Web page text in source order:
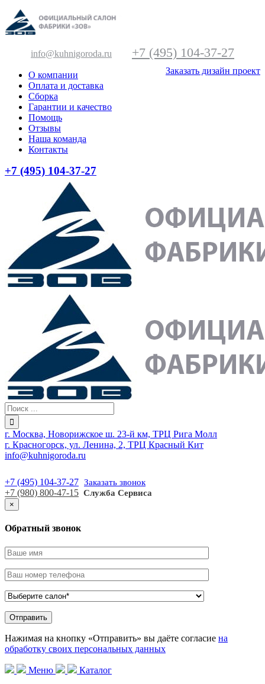
info@kuhnigoroda.ru +7 (495) 104-37-27
Заказать дизайн проект
О компании
Оплата и доставка
Сборка
Гарантии и качество
Помощь
Отзывы
Наша команда
Контакты
+7 (495) 104-37-27
г. Москва, Новорижское ш. 23-й км, ТРЦ Рига Молл
г. Красногорск, ул. Ленина, 2, ТРЦ Красный Кит
info@kuhnigoroda.ru
+7 (495) 104-37-27 Заказать звонок
+7 (980) 800-47-15 Служба Сервиса
×
Обратный звонок
Нажимая на кнопку «Отправить» вы даёте согласие на
обработку своих персональных данных
Меню
Каталог